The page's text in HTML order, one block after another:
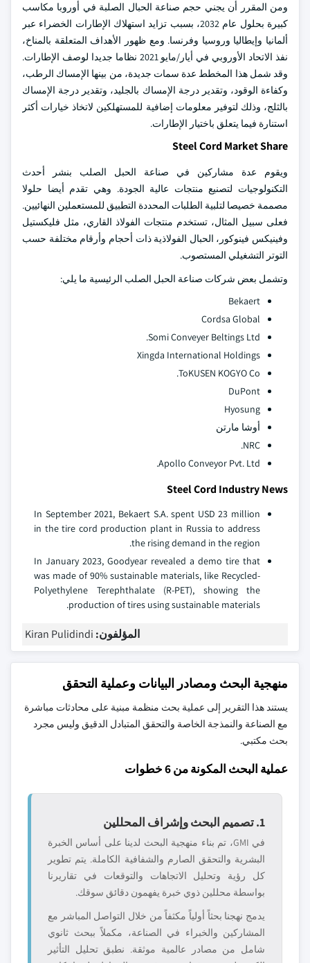
ومن المقرر أن يجني حجم صناعة الحبال الصلبة في أوروبا مكاسب
كبيرة بحلول عام 2032، بسبب تزايد استهلاك الإطارات الخضراء عبر
ألمانيا وإيطاليا وروسيا وفرنسا. ومع ظهور الأهداف المتعلقة بالمناخ،
نفذ الاتحاد الأوروبي في أيار/مايو 2021 نظاما جديدا لوصف الإطارات.
وقد شمل هذا المخطط عدة سمات جديدة، من بينها الإمساك الرطب،
وكفاءة الوقود، وتقدير درجة الإمساك بالجليد، وتقدير درجة الإمساك
بالثلج، وذلك لتوفير معلومات إضافية للمستهلكين لاتخاذ خيارات أكثر
استنارة فيما يتعلق باختيار الإطارات.
Steel Cord Market Share
ويقوم عدة مشاركين في صناعة الحبل الصلب بنشر أحدث
التكنولوجيات لتصنيع منتجات عالية الجودة. وهي تقدم أيضا حلولا
مصممة خصيصا لتلبية الطلبات المحددة التطبيق للمستعملين النهائيين.
فعلى سبيل المثال، تستخدم منتجات الفولاذ القاري، مثل فليكستيل
وفينيكس فينوكور، الحبال الفولاذية ذات أحجام وأرقام مختلفة حسب
التوتر التشغيلي المستصوب.
وتشمل بعض شركات صناعة الحبل الصلب الرئيسية ما يلي:
Bekaert
Cordsa Global
Somi Conveyer Beltings Ltd.
Xingda International Holdings
ToKUSEN KOGYO Co.
DuPont
Hyosung
أوشا مارتن
NRC.
Apollo Conveyor Pvt. Ltd.
Steel Cord Industry News
In September 2021, Bekaert S.A. spent USD 23 million
in the tire cord production plant in Russia to address
the rising demand in the region.
In January 2023, Goodyear revealed a demo tire that
was made of 90% sustainable materials, like Recycled-
Polyethylene Terephthalate (R-PET), showing the
production of tires using sustainable materials.
المؤلفون: Kiran Pulidindi
منهجية البحث ومصادر البيانات وعملية التحقق
يستند هذا التقرير إلى عملية بحث منظمة مبنية على محادثات مباشرة
مع الصناعة والنمذجة الخاصة والتحقق المتبادل الدقيق وليس مجرد
بحث مكتبي.
عملية البحث المكونة من 6 خطوات
1. تصميم البحث وإشراف المحللين
في GMI، تم بناء منهجية البحث لدينا على أساس الخبرة
البشرية والتحقق الصارم والشفافية الكاملة. يتم تطوير
كل رؤية وتحليل الاتجاهات والتوقعات في تقاريرنا
بواسطة محللين ذوي خبرة يفهمون دقائق سوقك.
يدمج نهجنا بحثاً أولياً مكثفاً من خلال التواصل المباشر مع
المشاركين والخبراء في الصناعة، مكملاً ببحث ثانوي
شامل من مصادر عالمية موثقة. نطبق تحليل التأثير